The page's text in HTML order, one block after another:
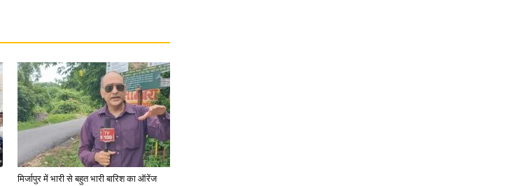
Today
मिर्जापुर में भारी से बहुत भारी बारिश का ऑरेंज